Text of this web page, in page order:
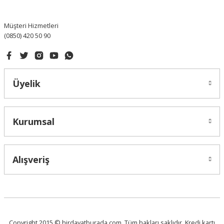
Müşteri Hizmetleri
(0850) 420 50 90
Üyelik
Kurumsal
Alışveriş